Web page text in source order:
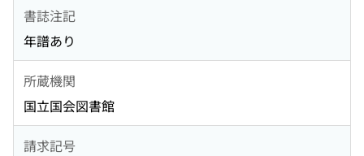
書誌注記
年譜あり
所蔵機関
国立国会図書館
請求記号